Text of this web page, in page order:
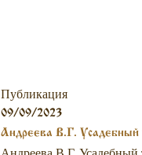
Публикация
09/09/2023
Андреева В.Г. Усадебный